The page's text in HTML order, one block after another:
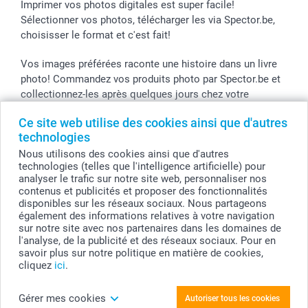
Ce site web utilise des cookies ainsi que d'autres
technologies
Nous utilisons des cookies ainsi que d'autres
technologies (telles que l'intelligence artificielle) pour
analyser le trafic sur notre site web, personnaliser nos
contenus et publicités et proposer des fonctionnalités
disponibles sur les réseaux sociaux. Nous partageons
également des informations relatives à votre navigation
sur notre site avec nos partenaires dans les domaines de
l'analyse, de la publicité et des réseaux sociaux. Pour en
savoir plus sur notre politique en matière de cookies,
cliquez ici.
Gérer mes cookies Autoriser tous les cookies
Stickers & Etiquettes
Imprimer vos photos digitales est super facile!
Sélectionner vos photos, télécharger les via Spector.be,
choisisser le format et c'est fait!
Vos images préférées raconte une histoire dans un livre
photo! Commandez vos produits photo par Spector.be et
collectionnez-les après quelques jours chez votre
Vous pouvez bénificier des promos Spector par le code
de l'action! Utilisez le code dans votre panier.
© smartphoto group. Tous droits réservés
smartphoto group SA.
Siège social : Kwatrechtsteenweg 160, 9230 Wetteren, Belgique
Numéro de TVA BE 0405.706.755
Numéro d'entreprise 0405.706.755.
Tous les prix sont en EURO (€), TVA incluse et hors frais de port.